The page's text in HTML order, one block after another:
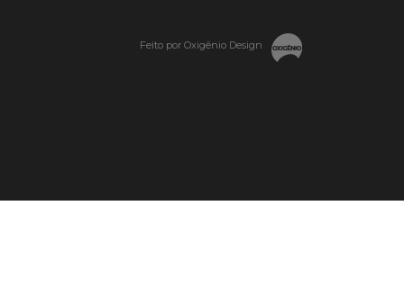
Feito por Oxigênio Design